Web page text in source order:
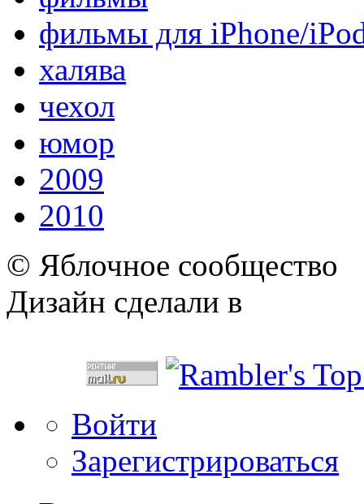
фильмы для iPhone/
халява
чехол
юмор
2009
2010
© Яблочное сообщество
Дизайн сделали в
Войти
Зарегистрироваться